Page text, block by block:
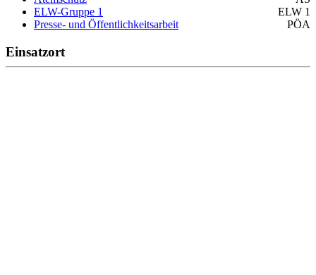
ELW-Gruppe 1
ELW 1
Presse- und Öffentlichkeitsarbeit
PÖA
Einsatzort